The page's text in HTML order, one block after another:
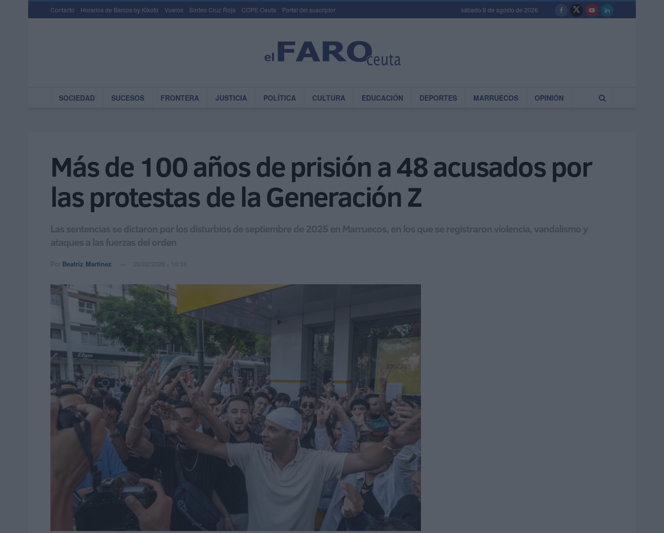
Contacto Horarios de Barcos by Kikoto Vuelos Sorteo Cruz Roja COPE Ceuta Portal del suscriptor sábado 8 de agosto de 2026
SOCIEDAD SUCESOS FRONTERA JUSTICIA POLÍTICA CULTURA EDUCACIÓN DEPORTES MARRUECOS OPINIÓN
Más de 100 años de prisión a 48 acusados por
las protestas de la Generación Z
Las sentencias se dictaron por los disturbios de septiembre de 2025 en Marruecos, en los que se registraron violencia, vandalismo y
ataques a las fuerzas del orden
Por Beatriz Martínez 20/02/2026 - 10:18